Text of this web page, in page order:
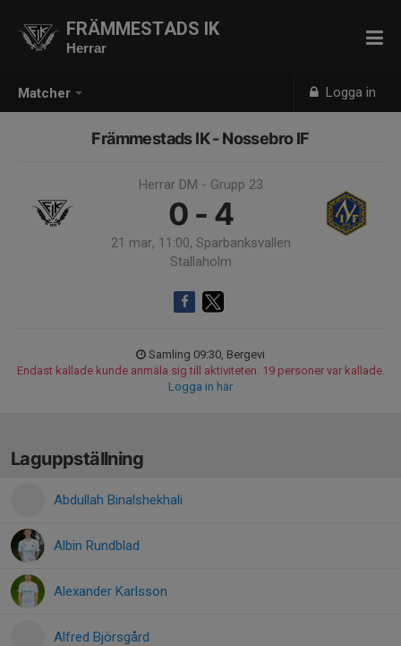
Matcher Logga in
FRÄMMESTADS IK
Herrar
Främmestads IK - Nossebro IF
Herrar DM - Grupp 23
0 - 4
21 mar, 11:00, Sparbanksvallen
Stallaholm
Samling 09:30, Bergevi
Endast kallade kunde anmäla sig till aktiviteten. 19 personer var kallade.
Logga in här
Laguppställning
Abdullah Binalshekhali
Albin Rundblad
Alexander Karlsson
Alfred Björsgård